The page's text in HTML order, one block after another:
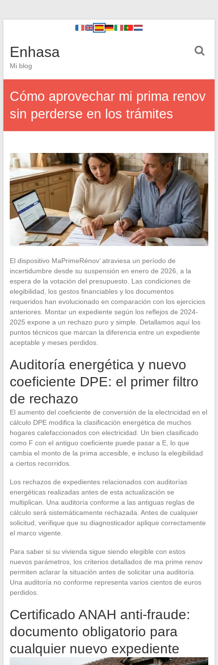
Enhasa
Mi blog
Cómo aprovechar mi prima renov
sin perderse en los trámites
El dispositivo MaPrimeRénov’ atraviesa un período de
incertidumbre desde su suspensión en enero de 2026, a la
espera de la votación del presupuesto. Las condiciones de
elegibilidad, los gestos financiables y los documentos
requeridos han evolucionado en comparación con los ejercicios
anteriores. Montar un expediente según los reflejos de 2024-
2025 expone a un rechazo puro y simple. Detallamos aquí los
puntos técnicos que marcan la diferencia entre un expediente
aceptable y meses perdidos.
Auditoría energética y nuevo
coeficiente DPE: el primer filtro
de rechazo
El aumento del coeficiente de conversión de la electricidad en el
cálculo DPE modifica la clasificación energética de muchos
hogares calefaccionados con electricidad. Un bien clasificado
como F con el antiguo coeficiente puede pasar a E, lo que
cambia el monto de la prima accesible, e incluso la elegibilidad
a ciertos recorridos.
Los rechazos de expedientes relacionados con auditorías
energéticas realizadas antes de esta actualización se
multiplican. Una auditoría conforme a las antiguas reglas de
cálculo será sistemáticamente rechazada. Antes de cualquier
solicitud, verifique que su diagnosticador aplique correctamente
el marco vigente.
Para saber si su vivienda sigue siendo elegible con estos
nuevos parámetros, los criterios detallados de ma prime renov
permiten aclarar la situación antes de solicitar una auditoría.
Una auditoría no conforme representa varios cientos de euros
perdidos.
Certificado ANAH anti-fraude:
documento obligatorio para
cualquier nuevo expediente